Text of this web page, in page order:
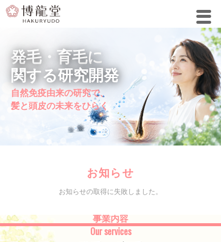
発毛・育毛に
関する研究開発
自然免疫由来の研究で、
髪と頭皮の未来をひらく
お知らせ
お知らせの取得に失敗しました。
事業内容
Our services